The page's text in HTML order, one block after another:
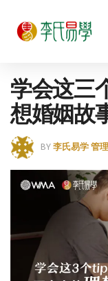
学会这三
想婚姻故
BY 李氏易学 管